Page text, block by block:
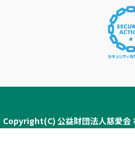
Copyright(C) 公益財団法人慈愛会